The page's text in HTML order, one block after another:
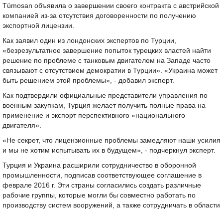
Tümosan объявила о завершении своего контракта с австрийской
компанией из-за отсутствия договоренности по получению
экспортной лицензии.
Как заявил один из лондонских экспертов по Турции,
«безрезультатное завершение попыток турецких властей найти
решение по проблеме с танковым двигателем на Западе часто
связывают с отсутствием демократии в Турции». «Украина может
быть решением этой проблемы», - добавил эксперт.
Как подтвердили официальные представители управления по
военным закупкам, Турция желает получить полные права на
применение и экспорт перспективного «национального
двигателя».
«Не секрет, что лицензионные проблемы замедляют наши усилия
и мы не хотим испытывать их в будущем», - подчеркнул эксперт.
Турция и Украина расширили сотрудничество в оборонной
промышленности, подписав соответствующее соглашение в
феврале 2016 г. Эти страны согласились создать различные
рабочие группы, которые могли бы совместно работать по
производству систем вооружений, а также сотрудничать в области